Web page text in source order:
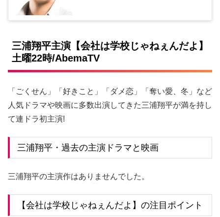
三浦翔平主演【会社は学校じゃねぇんだよ】
土曜22時/AbemaTV
「ごくせん」「好きこと」「ダメ恋」「奪い愛、冬」など
人気ドラマや映画に多数出演してきた三浦翔平が満を持し
て連ドラ初主演!
三浦翔平・過去の主演ドラマと映画
三浦翔平の主演作はありませんでした。
【会社は学校じゃねぇんだよ】の注目ポイント